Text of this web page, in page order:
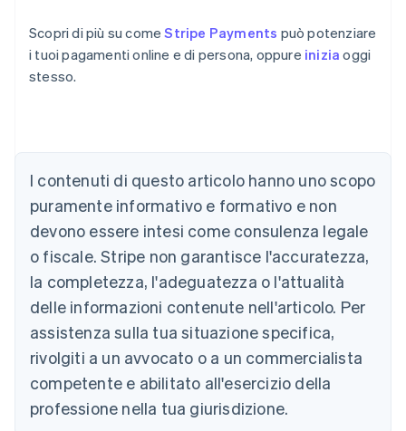
Scopri di più su comeStripe Payments può potenziare
i tuoi pagamenti online e di persona, oppure inizia oggi
stesso.
I contenuti di questo articolo hanno uno scopo
puramente informativo e formativo e non
devono essere intesi come consulenza legale
o fiscale. Stripe non garantisce l'accuratezza,
la completezza, l'adeguatezza o l'attualità
delle informazioni contenute nell'articolo. Per
assistenza sulla tua situazione specifica,
rivolgiti a un avvocato o a un commercialista
competente e abilitato all'esercizio della
professione nella tua giurisdizione.
Austria
Belgio
Nederlands FrançaisDeutschEnglish
Brasile
Português English
Bulgaria
English
Canada
EnglishFrançais
Cina continentale
简体中文
Cipro
English
Croazia